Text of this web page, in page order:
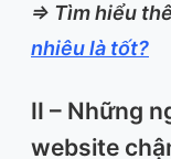
=> Tìm hiểu
nhiêu là tốt?
II – Những
website